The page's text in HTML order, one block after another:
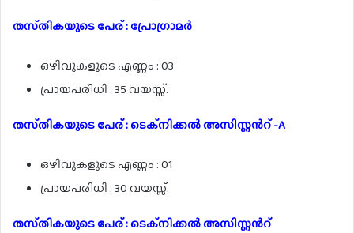
തസ്‌തികയുടെ പേര് : പ്രോഗ്രാമർ
ഒഴിവുകളുടെ എണ്ണം : 03
പ്രായപരിധി : 35 വയസ്സ്.
തസ്‌തികയുടെ പേര് : ടെക്നിക്കൽ അസിസ്റ്റൻറ് -A
ഒഴിവുകളുടെ എണ്ണം : 01
പ്രായപരിധി : 30 വയസ്സ്.
തസ്‌തികയുടെ പേര് : ടെക്നിക്കൽ അസിസ്റ്റൻറ്